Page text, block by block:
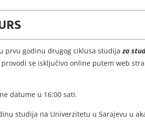
prvu godinu drugog ciklusa studijaza
provodi se isključivo online putem web
datume u 16:00 sati.
studija na Univerzitetu u Sarajevu u